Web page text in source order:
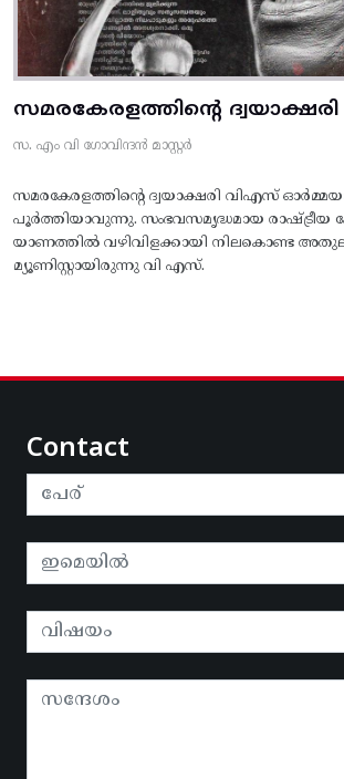
സമരകേരളത്തിൻ്റെ
സ. എം വി ഗോവിന്ദൻ മാസ്റ്റർ
സമരകേരളത്തിൻ്റെ ദ്വയാക്ഷരി വിഎസ്
പൂർത്തിയാവുന്നു. സംഭവസമൃദ്ധമായ രാഷ്ട്രീയ
യാണത്തിൽ വഴിവിളക്കായി നിലകൊണ്ട
മ്യൂണിസ്റ്റായിരുന്നു വി എസ്.
Contact